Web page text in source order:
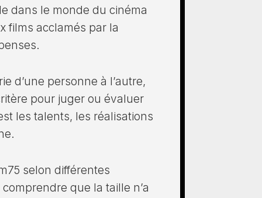
dans le monde du cinéma
films acclamés par la
d’une personne à l’autre,
pour juger ou évaluer
les talents, les réalisations
selon différentes
que la taille n’a